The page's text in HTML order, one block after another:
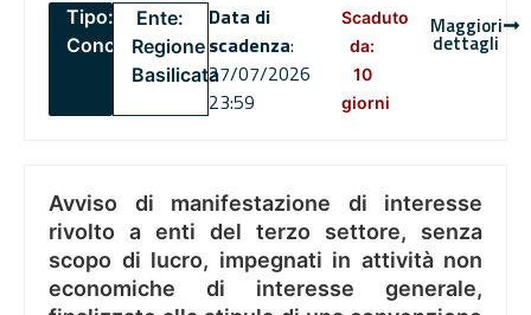
Tipo:
Concorsi
Ente:
Regione
Basilicata
Data di
scadenza:
27/07/2026
23:59
Scaduto
da:
10
giorni
Maggiori
dettagli
Avviso di manifestazione di interesse
rivolto a enti del terzo settore, senza
scopo di lucro, impegnati in attività non
economiche di interesse generale,